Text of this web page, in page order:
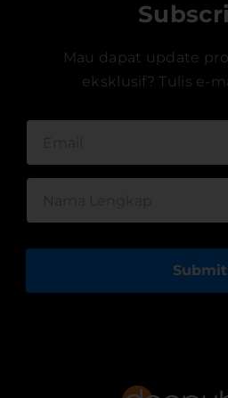
Mau dapat update
eksklusif? Tulis e-
Submit